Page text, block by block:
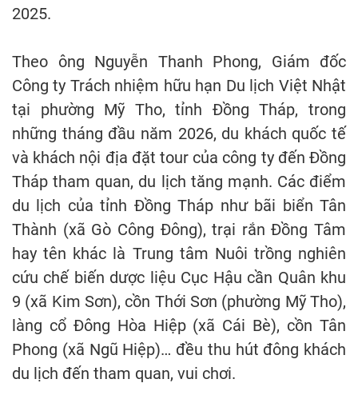
2025.
Theo ông Nguyễn Thanh Phong, Giám đốc
Công ty Trách nhiệm hữu hạn Du lịch Việt Nhật
tại phường Mỹ Tho, tỉnh Đồng Tháp, trong
những tháng đầu năm 2026, du khách quốc tế
và khách nội địa đặt tour của công ty đến Đồng
Tháp tham quan, du lịch tăng mạnh. Các điểm
du lịch của tỉnh Đồng Tháp như bãi biển Tân
Thành (xã Gò Công Đông), trại rắn Đồng Tâm
hay tên khác là Trung tâm Nuôi trồng nghiên
cứu chế biến dược liệu Cục Hậu cần Quân khu
9 (xã Kim Sơn), cồn Thới Sơn (phường Mỹ Tho),
làng cổ Đông Hòa Hiệp (xã Cái Bè), cồn Tân
Phong (xã Ngũ Hiệp)… đều thu hút đông khách
du lịch đến tham quan, vui chơi.